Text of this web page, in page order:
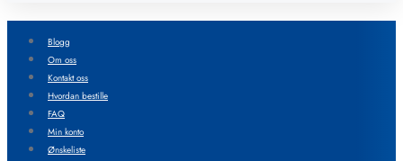
Blogg
Om oss
Kontakt oss
Hvordan bestille
FAQ
Min konto
Ønskeliste